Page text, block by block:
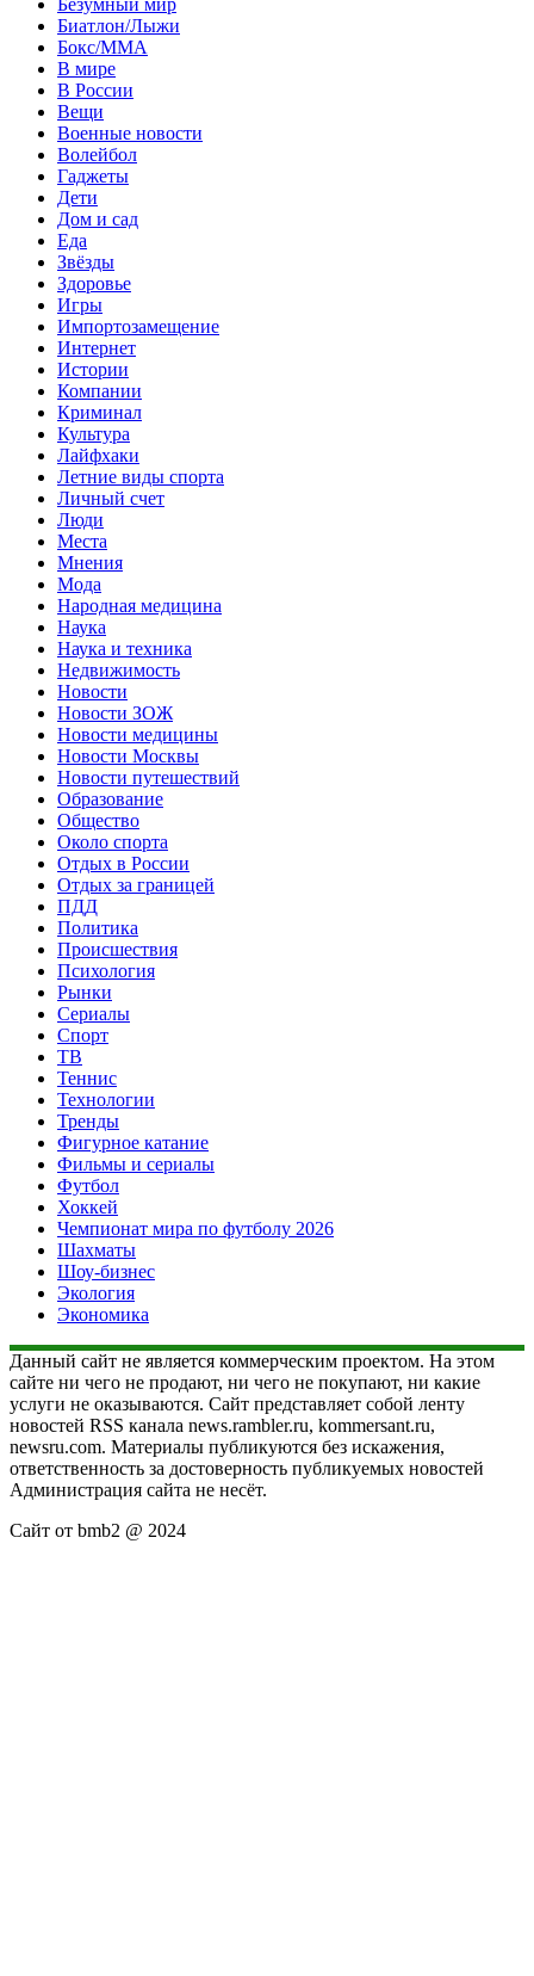
Биатлон/Лыжи
Бокс/MMA
В мире
В России
Вещи
Военные новости
Волейбол
Гаджеты
Дети
Дом и сад
Еда
Звёзды
Здоровье
Игры
Импортозамещение
Интернет
Истории
Компании
Криминал
Культура
Лайфхаки
Летние виды спорта
Личный счет
Люди
Места
Мнения
Мода
Народная медицина
Наука
Наука и техника
Недвижимость
Новости
Новости ЗОЖ
Новости медицины
Новости Москвы
Новости путешествий
Образование
Общество
Около спорта
Отдых в России
Отдых за границей
ПДД
Политика
Происшествия
Психология
Рынки
Сериалы
Спорт
ТВ
Теннис
Технологии
Тренды
Фигурное катание
Фильмы и сериалы
Футбол
Хоккей
Чемпионат мира по футболу 2026
Шахматы
Шоу-бизнес
Экология
Экономика
Данный сайт не является коммерческим проектом. На этом
сайте ни чего не продают, ни чего не покупают, ни какие
услуги не оказываются. Сайт представляет собой ленту
новостей RSS канала news.rambler.ru, kommersant.ru,
newsru.com. Материалы публикуются без искажения,
ответственность за достоверность публикуемых новостей
Администрация сайта не несёт.
Сайт от bmb2 @ 2024